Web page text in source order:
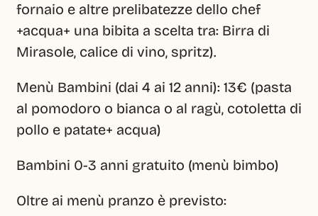
fornaio e altre prelibatezze dello chef
+acqua+ una bibita a scelta tra: Birra di
Mirasole, calice di vino, spritz).
Menù Bambini (dai 4 ai 12 anni): 13€ (pasta
al pomodoro o bianca o al ragù, cotoletta di
pollo e patate+ acqua)
Bambini 0-3 anni gratuito (menù bimbo)
Oltre ai menù pranzo è previsto: